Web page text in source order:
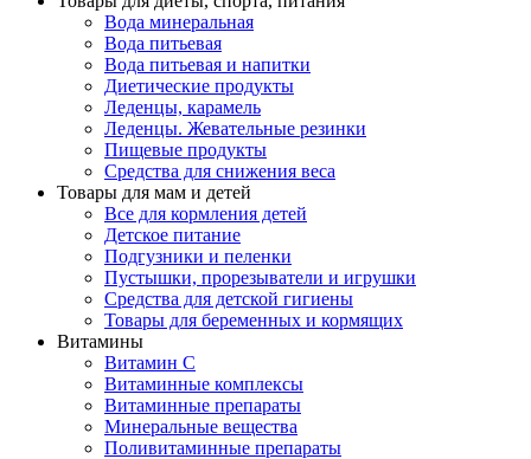
Вода минеральная
Вода питьевая
Вода питьевая и напитки
Диетические продукты
Леденцы, карамель
Леденцы. Жевательные резинки
Пищевые продукты
Средства для снижения веса
Товары для мам и детей
Все для кормления детей
Детское питание
Подгузники и пеленки
Пустышки, прорезыватели и игрушки
Средства для детской гигиены
Товары для беременных и кормящих
Витамины
Витамин С
Витаминные комплексы
Витаминные препараты
Минеральные вещества
Поливитаминные препараты